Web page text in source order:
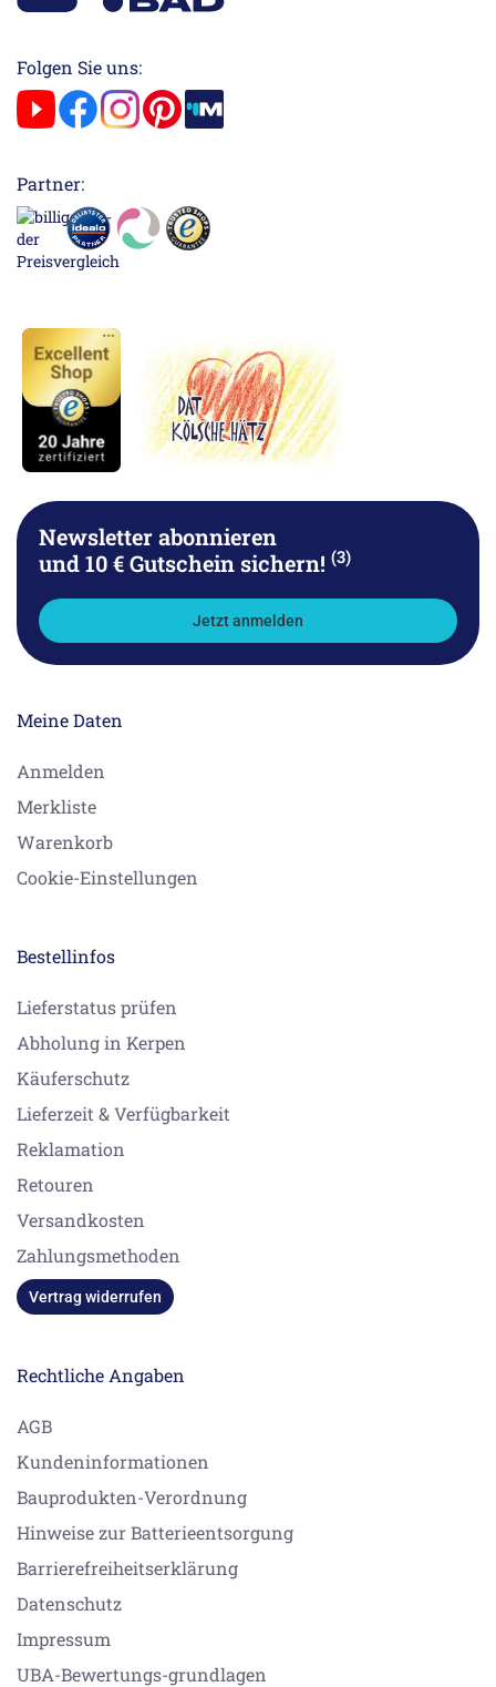
Folgen Sie uns:
Partner:
Newsletter abonnieren
und 10 € Gutschein sichern! (3)
Jetzt anmelden
Meine Daten
Anmelden
Merkliste
Warenkorb
Cookie-Einstellungen
Bestellinfos
Lieferstatus prüfen
Abholung in Kerpen
Käuferschutz
Lieferzeit & Verfügbarkeit
Reklamation
Retouren
Versandkosten
Zahlungsmethoden
Vertrag widerrufen
Rechtliche Angaben
AGB
Kundeninformationen
Bauprodukten-Verordnung
Hinweise zur Batterieentsorgung
Barrierefreiheitserklärung
Datenschutz
Impressum
UBA-Bewertungs-grundlagen